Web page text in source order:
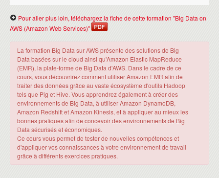
Pour aller plus loin, téléchargez la fiche de cette formation "Big Data on
AWS (Amazon Web Services)"
La formation Big Data sur AWS présente des solutions de Big
Data basées sur le cloud ainsi qu'Amazon Elastic MapReduce
(EMR), la plate-forme de Big Data d'AWS. Dans le cadre de ce
cours, vous découvrirez comment utiliser Amazon EMR afin de
traiter des données grâce au vaste écosystème d'outils Hadoop
tels que Pig et Hive. Vous apprendrez également à créer des
environnements de Big Data, à utiliser Amazon DynamoDB,
Amazon Redshift et Amazon Kinesis, et à appliquer au mieux les
bonnes pratiques afin de concevoir des environnements de Big
Data sécurisés et économiques.
Ce cours vous permet de tester de nouvelles compétences et
d'appliquer vos connaissances à votre environnement de travail
grâce à différents exercices pratiques.